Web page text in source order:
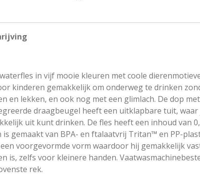
in vijf mooie kleuren met coole
kinderen gemakkelijk om onderweg te drinken
en lekken, en ook nog met een glimlach. De dop met
draagbeugel heeft een uitklapbare tuit, waar
uit kunt drinken. De fles heeft een inhoud van
is gemaakt van BPA- en ftalaatvrij Tritan™ en PP-
voorgevormde vorm waardoor hij gemakkelijk
is, zelfs voor kleinere handen.
rek.